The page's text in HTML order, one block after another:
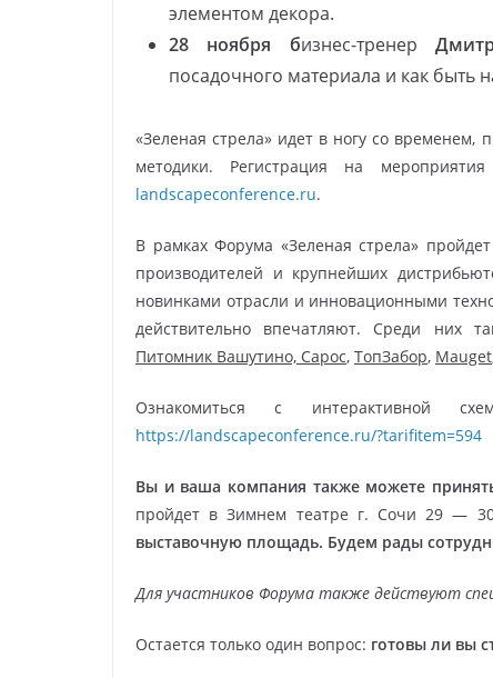
элементом декора.
28 ноября бизнес-тренер
посадочного материала и как быть
«Зеленая стрела» идет в ногу со временем,
методики. Регистрация на
landscapeconference.ru.
В рамках Форума «Зеленая стрела»
производителей и крупнейших
новинками отрасли и инновационными
действительно впечатляют. Среди них
Питомник Вашутино, Сарос, ТопЗабор, Mauget
Ознакомиться с интерактивной
https://landscapeconference.ru/?tarifitem=594
Вы и ваша компания также можете
пройдет в Зимнем театре г. Сочи 29 —
выставочную площадь. Будем рады
Для участников Форума также действуют
Остается только один вопрос: готовы ли вы